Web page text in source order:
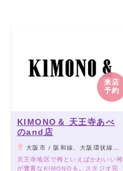
来店
予約
KIMONO＆ 天王寺あべ
のand店
大阪市 / 阪和線、大阪環状線、大和路線「JR天王寺駅」下車「ミオステーション1F中央口」より徒歩5分。 大阪メトロ御堂筋線「天王寺駅」下車「西改札」より徒歩5分。 大阪メトロ谷町線「阿部野駅」下車「北改札、1番出口」より徒歩3分。 阪堺電車「阿部野駅」下車徒歩3分。
天王寺地区で袴といえばかわいい袴
が豊富なKIMONO＆。スタジオ完